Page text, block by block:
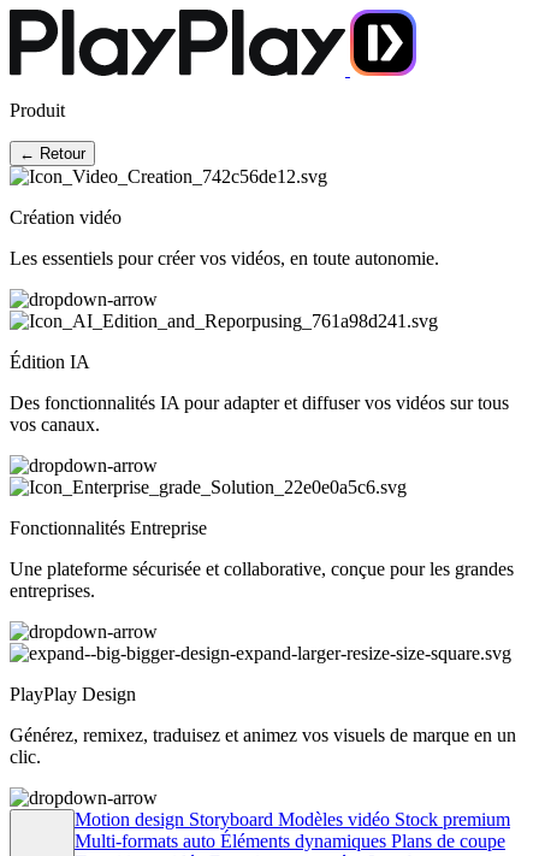
Produit
← Retour
Création vidéo
Les essentiels pour créer vos vidéos, en toute autonomie.
Édition IA
Des fonctionnalités IA pour adapter et diffuser vos vidéos sur tous
vos canaux.
Fonctionnalités Entreprise
Une plateforme sécurisée et collaborative, conçue pour les grandes
entreprises.
PlayPlay Design
Générez, remixez, traduisez et animez vos visuels de marque en un
clic.
Motion design Storyboard Modèles vidéo Stock premium
Multi-formats auto Éléments dynamiques Plans de coupe